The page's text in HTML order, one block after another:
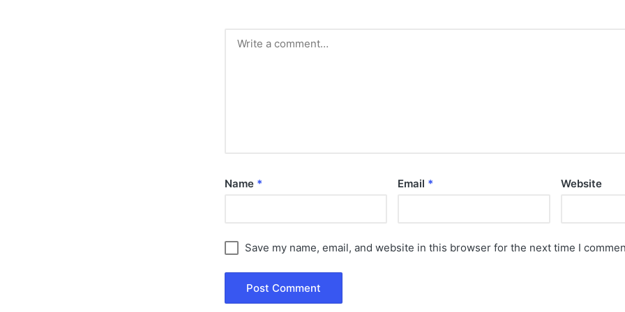
Name * Email * Website
Save my name, email, and website in this browser for the next time I